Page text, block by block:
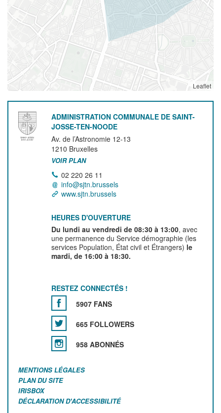
Leaflet
ADMINISTRATION COMMUNALE DE SAINT-
JOSSE-TEN-NOODE
Av. de l’Astronomie 12-13
1210 Bruxelles
VOIR PLAN
02 220 26 11
info@sjtn.brussels
www.sjtn.brussels
HEURES D'OUVERTURE
Du lundi au vendredi de 08:30 à 13:00, avec
une permanence du Service démographie (les
services Population, État civil et Étrangers) le
mardi, de 16:00 à 18:30.
RESTEZ CONNECTÉS !
5907 FANS
665 FOLLOWERS
958 ABONNÉS
MENTIONS LÉGALES
PLAN DU SITE
IRISBOX
DÉCLARATION D'ACCESSIBILITÉ